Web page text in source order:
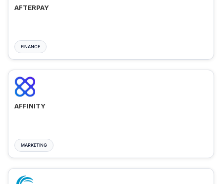
AFTERPAY
FINANCE
AFFINITY
MARKETING